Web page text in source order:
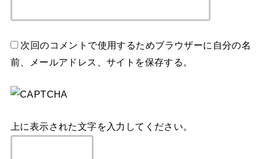
次回のコメントで使用するためブラウザーに自分の名
前、メールアドレス、サイトを保存する。
上に表示された文字を入力してください。